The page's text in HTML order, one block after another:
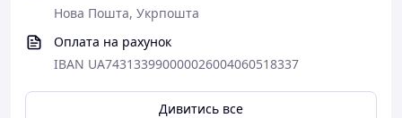
Нова Пошта, Укрпошта
Оплата на рахунок
IBAN UA743133990000026004060518337
Дивитись все